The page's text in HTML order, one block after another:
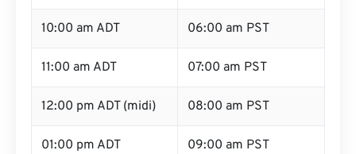
10:00 am ADT 06:00 am PST
11:00 am ADT 07:00 am PST
12:00 pm ADT (midi) 08:00 am PST
01:00 pm ADT 09:00 am PST